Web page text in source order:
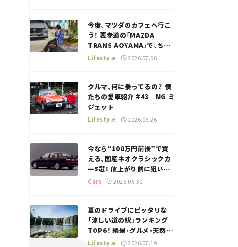
今度、マツダのカフェへ行こ
う！ 表参道の「MAZDA
TRANS AOYAMA」で、ちょ
っとひと息。——連載｜CCG
Lifestyle 2026.07.06
クルマ、何に乗ってるの？ 僕
たちの愛車紹介 #43｜MG ミ
ジェット
Lifestyle 2026.06.26
今なら“100万円前後”で買
える、国産ネオクラシックカ
ー5選！ 値上がり前に狙いた
い、中古車探しをお手伝い――ち
Cars 2026.06.30
夏のドライブにピッタリな
「涼しい道の駅」ランキング
TOP6！ 絶景・グルメ・天然ク
ーラーなど、避暑におすすめ
Lifestyle 2026.07.19